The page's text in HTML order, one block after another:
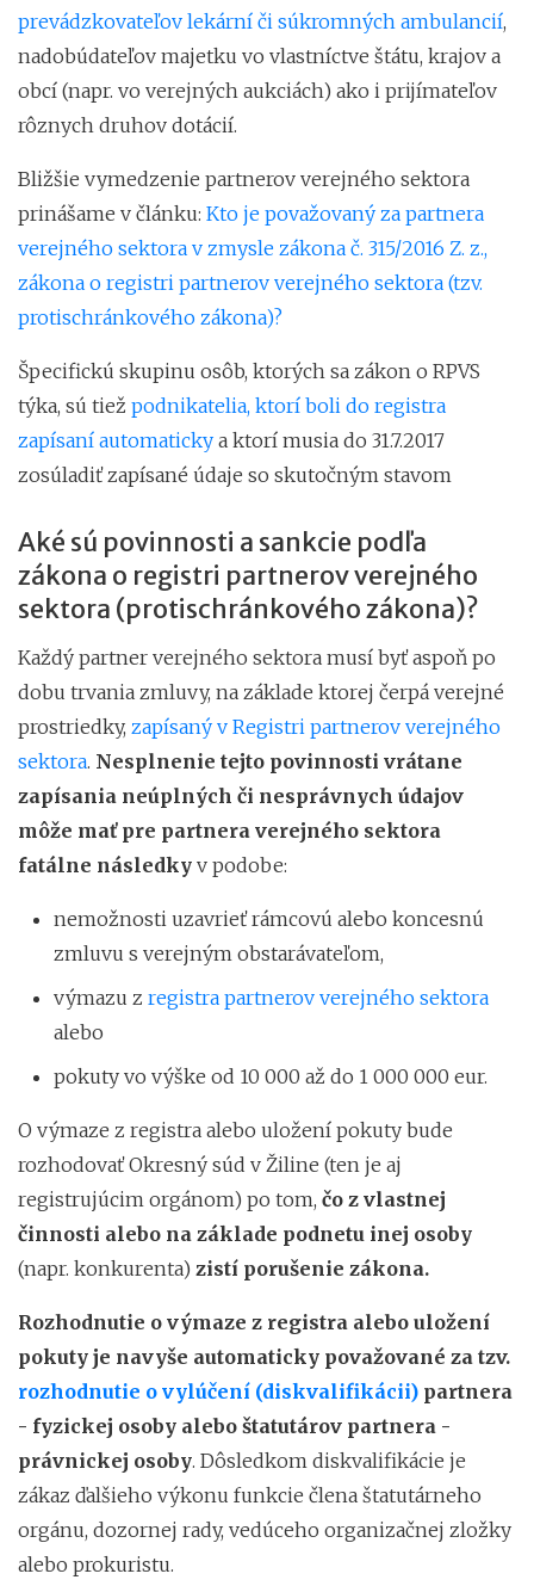
prevádzkovateľov lekární či súkromných ambulancií,
nadobúdateľov majetku vo vlastníctve štátu, krajov a
obcí (napr. vo verejných aukciách) ako i prijímateľov
rôznych druhov dotácií.
Bližšie vymedzenie partnerov verejného sektora
prinášame v článku: Kto je považovaný za partnera
verejného sektora v zmysle zákona č. 315/2016 Z. z.,
zákona o registri partnerov verejného sektora (tzv.
protischránkového zákona)?
Špecifickú skupinu osôb, ktorých sa zákon o RPVS
týka, sú tiež podnikatelia, ktorí boli do registra
zapísaní automaticky a ktorí musia do 31.7.2017
zosúladiť zapísané údaje so skutočným stavom
Aké sú povinnosti a sankcie podľa
zákona o registri partnerov verejného
sektora (protischránkového zákona)?
Každý partner verejného sektora musí byť aspoň po
dobu trvania zmluvy, na základe ktorej čerpá verejné
prostriedky, zapísaný v Registri partnerov verejného
sektora. Nesplnenie tejto povinnosti vrátane
zapísania neúplných či nesprávnych údajov
môže mať pre partnera verejného sektora
fatálne následky v podobe:
nemožnosti uzavrieť rámcovú alebo koncesnú
zmluvu s verejným obstarávateľom,
výmazu z registra partnerov verejného sektora
alebo
pokuty vo výške od 10 000 až do 1 000 000 eur.
O výmaze z registra alebo uložení pokuty bude
rozhodovať Okresný súd v Žiline (ten je aj
registrujúcim orgánom) po tom, čo z vlastnej
činnosti alebo na základe podnetu inej osoby
(napr. konkurenta) zistí porušenie zákona.
Rozhodnutie o výmaze z registra alebo uložení
pokuty je navyše automaticky považované za tzv.
rozhodnutie o vylúčení (diskvalifikácii) partnera
- fyzickej osoby alebo štatutárov partnera -
právnickej osoby. Dôsledkom diskvalifikácie je
zákaz ďalšieho výkonu funkcie člena štatutárneho
orgánu, dozornej rady, vedúceho organizačnej zložky
alebo prokuristu.